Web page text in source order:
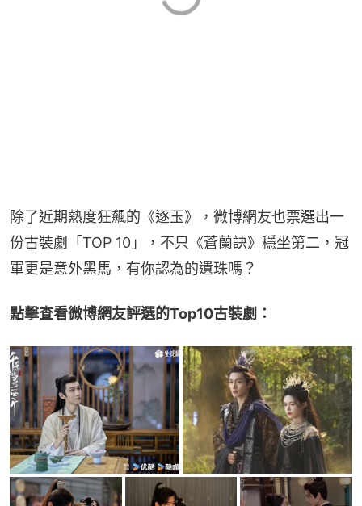
除了近期熱度狂飆的《逐玉》，微博網友也票選出一
份古裝劇「TOP 10」，不只《蒼蘭訣》穩坐第二，冠
軍更是意外黑馬，有你認為的遺珠嗎？
點擊查看微博網友評選的Top10古裝劇：